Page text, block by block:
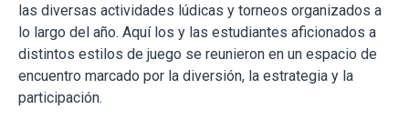
las diversas actividades lúdicas y torneos organizados a
lo largo del año. Aquí los y las estudiantes aficionados a
distintos estilos de juego se reunieron en un espacio de
encuentro marcado por la diversión, la estrategia y la
participación.